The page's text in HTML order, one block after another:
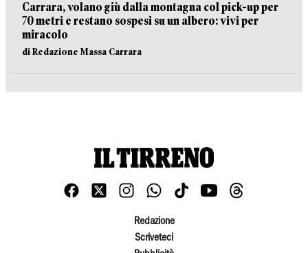
Carrara, volano giù dalla montagna col pick-up per
70 metri e restano sospesi su un albero: vivi per
miracolo
di Redazione Massa Carrara
Redazione
Scriveteci